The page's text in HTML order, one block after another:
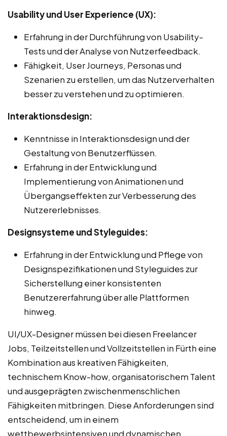
Usability und User Experience (UX):
Erfahrung in der Durchführung von Usability-
Tests und der Analyse von Nutzerfeedback.
Fähigkeit, User Journeys, Personas und
Szenarien zu erstellen, um das Nutzerverhalten
besser zu verstehen und zu optimieren.
Interaktionsdesign:
Kenntnisse in Interaktionsdesign und der
Gestaltung von Benutzerflüssen.
Erfahrung in der Entwicklung und
Implementierung von Animationen und
Übergangseffekten zur Verbesserung des
Nutzererlebnisses.
Designsysteme und Styleguides:
Erfahrung in der Entwicklung und Pflege von
Designspezifikationen und Styleguides zur
Sicherstellung einer konsistenten
Benutzererfahrung über alle Plattformen
hinweg.
UI/UX-Designer müssen bei diesen Freelancer
Jobs, Teilzeitstellen und Vollzeitstellen in Fürth eine
Kombination aus kreativen Fähigkeiten,
technischem Know-how, organisatorischem Talent
und ausgeprägten zwischenmenschlichen
Fähigkeiten mitbringen. Diese Anforderungen sind
entscheidend, um in einem
wettbewerbsintensiven und dynamischen